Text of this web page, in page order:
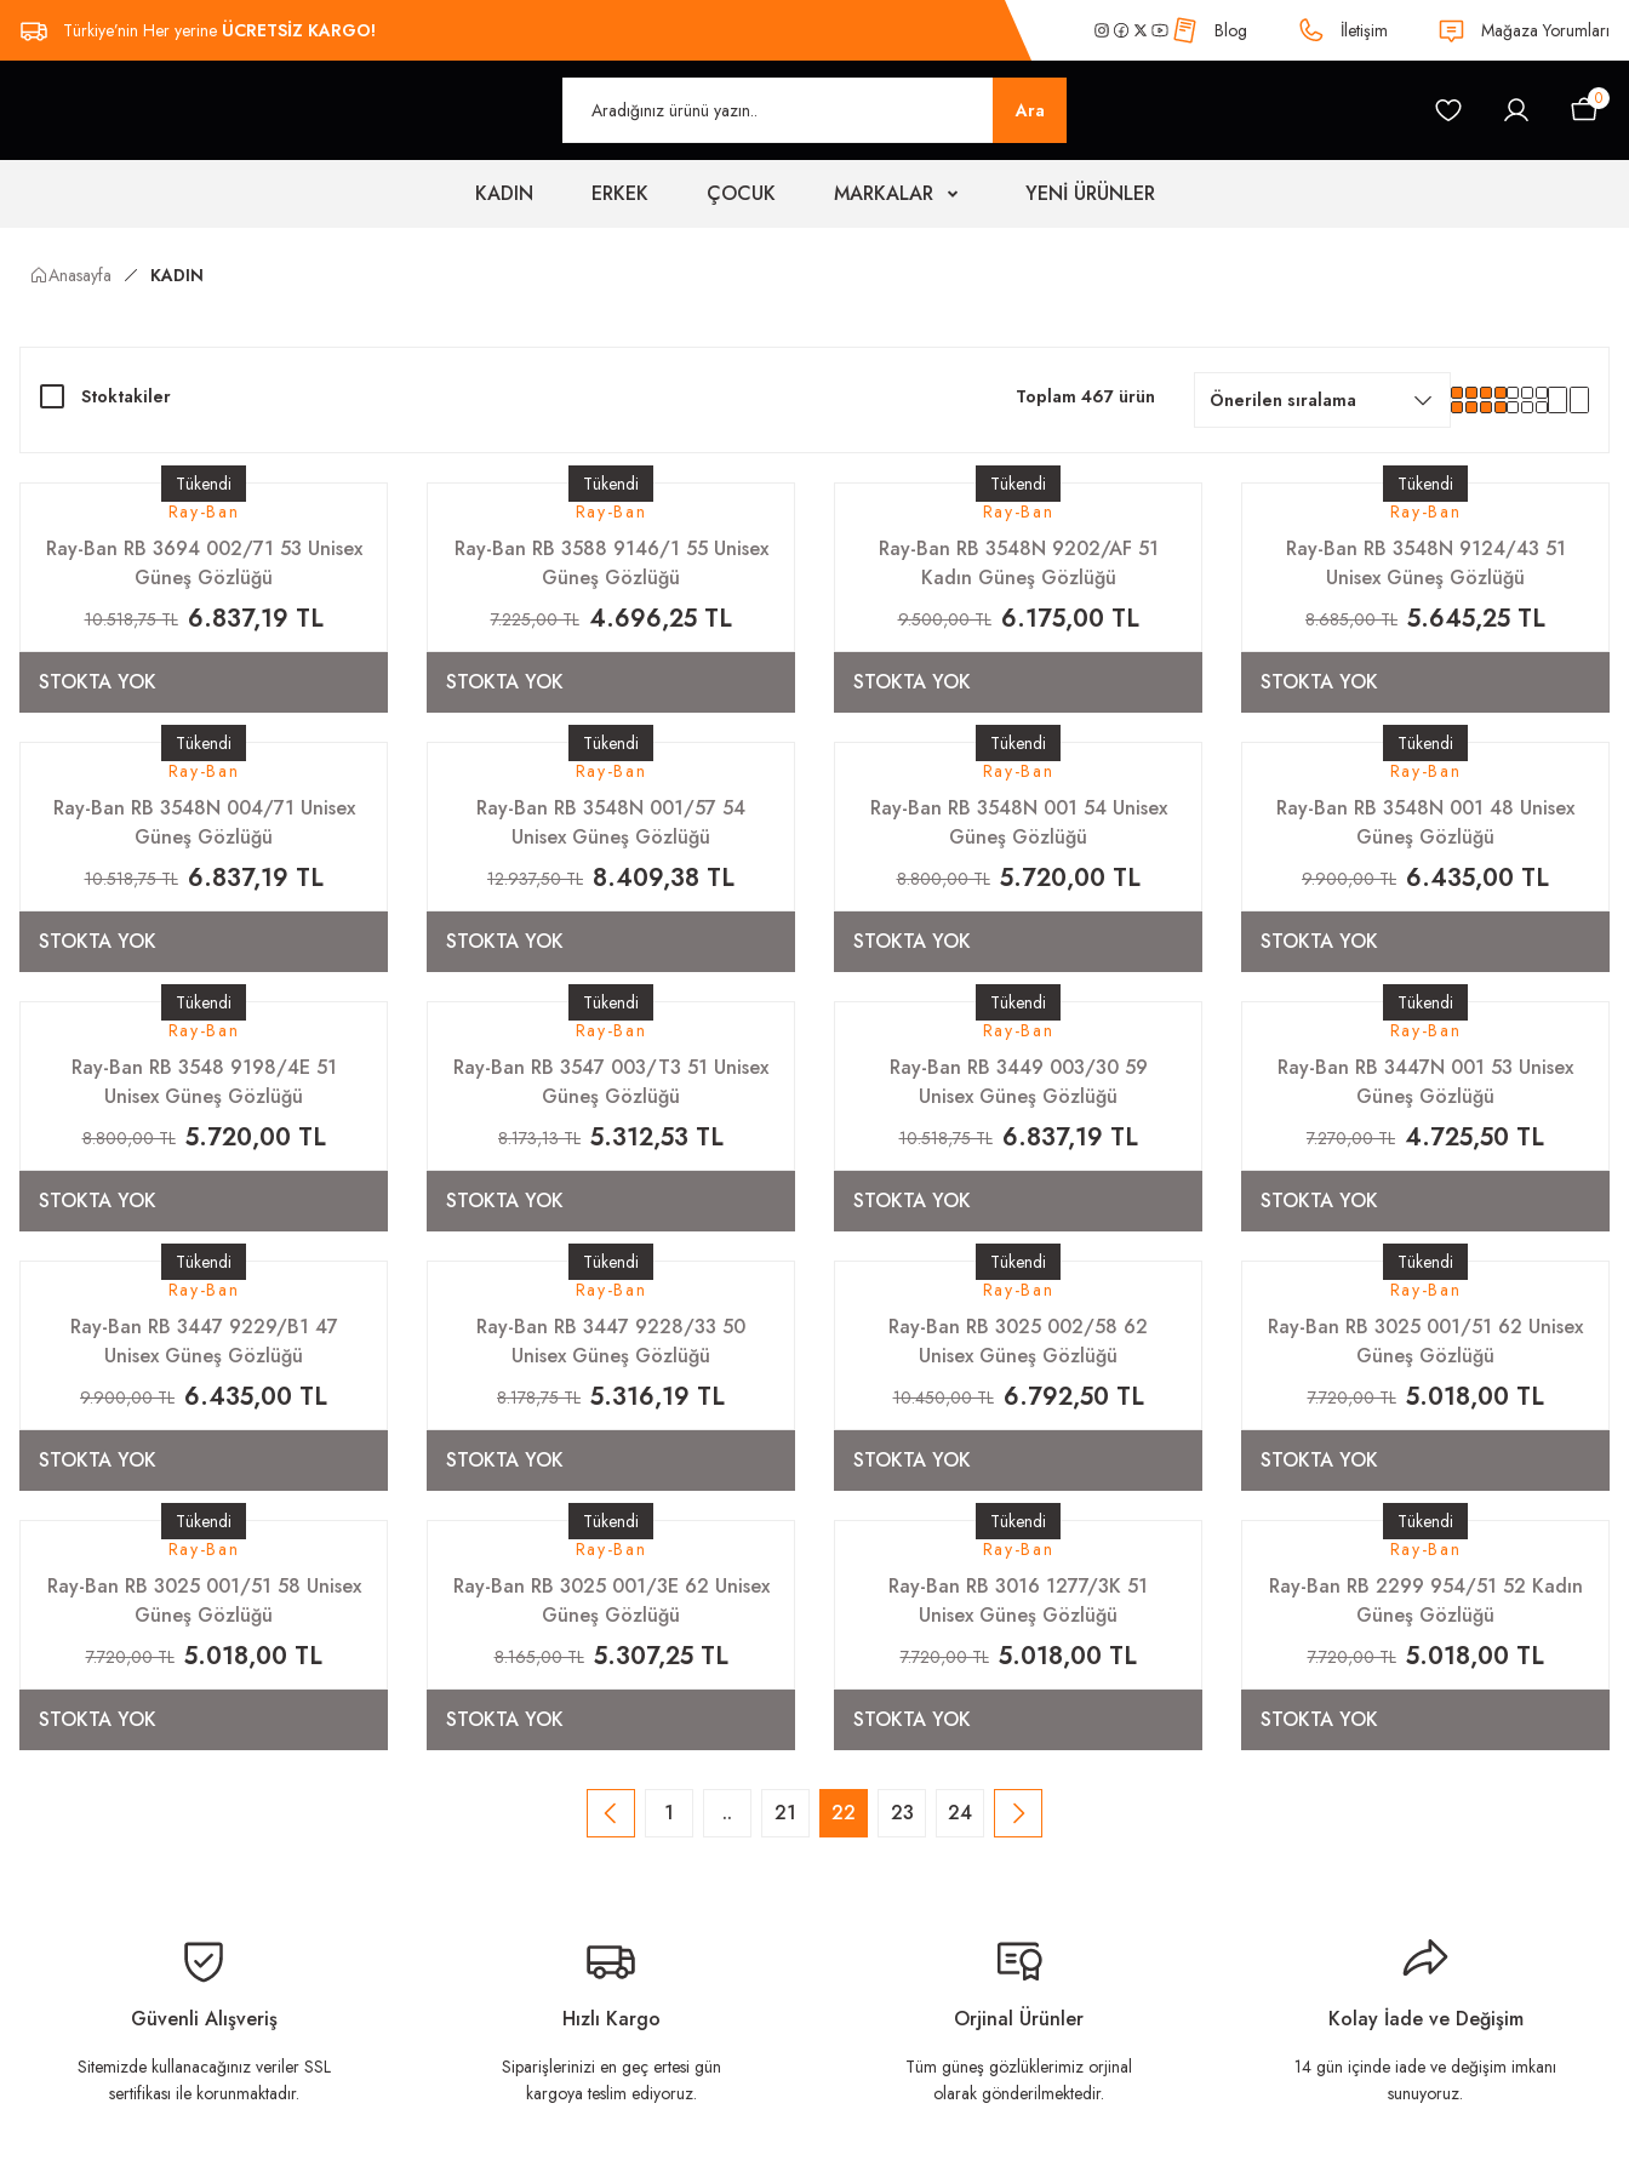
Türkiye’nin Her yerine ÜCRETSİZ KARGO! Blog İletişim Mağaza Yorumları
Ara 0
KADIN ERKEK ÇOCUK MARKALAR YENİ ÜRÜNLER
Anasayfa KADIN
Stoktakiler Toplam 467 ürün
Tükendi
Ray-Ban
Ray-Ban RB 3694 002/71 53 Unisex
Güneş Gözlüğü
10.518,75 TL 6.837,19 TL
STOKTA YOK
Tükendi
Ray-Ban
Ray-Ban RB 3588 9146/1 55 Unisex
Güneş Gözlüğü
7.225,00 TL 4.696,25 TL
STOKTA YOK
Tükendi
Ray-Ban
Ray-Ban RB 3548N 9202/AF 51
Kadın Güneş Gözlüğü
9.500,00 TL 6.175,00 TL
STOKTA YOK
Tükendi
Ray-Ban
Ray-Ban RB 3548N 9124/43 51
Unisex Güneş Gözlüğü
8.685,00 TL 5.645,25 TL
STOKTA YOK
Tükendi
Ray-Ban
Ray-Ban RB 3548N 004/71 Unisex
Güneş Gözlüğü
10.518,75 TL 6.837,19 TL
STOKTA YOK
Tükendi
Ray-Ban
Ray-Ban RB 3548N 001/57 54
Unisex Güneş Gözlüğü
12.937,50 TL 8.409,38 TL
STOKTA YOK
Tükendi
Ray-Ban
Ray-Ban RB 3548N 001 54 Unisex
Güneş Gözlüğü
8.800,00 TL 5.720,00 TL
STOKTA YOK
Tükendi
Ray-Ban
Ray-Ban RB 3548N 001 48 Unisex
Güneş Gözlüğü
9.900,00 TL 6.435,00 TL
STOKTA YOK
Tükendi
Ray-Ban
Ray-Ban RB 3548 9198/4E 51
Unisex Güneş Gözlüğü
8.800,00 TL 5.720,00 TL
STOKTA YOK
Tükendi
Ray-Ban
Ray-Ban RB 3547 003/T3 51 Unisex
Güneş Gözlüğü
8.173,13 TL 5.312,53 TL
STOKTA YOK
Tükendi
Ray-Ban
Ray-Ban RB 3449 003/30 59
Unisex Güneş Gözlüğü
10.518,75 TL 6.837,19 TL
STOKTA YOK
Tükendi
Ray-Ban
Ray-Ban RB 3447N 001 53 Unisex
Güneş Gözlüğü
7.270,00 TL 4.725,50 TL
STOKTA YOK
Tükendi
Ray-Ban
Ray-Ban RB 3447 9229/B1 47
Unisex Güneş Gözlüğü
9.900,00 TL 6.435,00 TL
STOKTA YOK
Tükendi
Ray-Ban
Ray-Ban RB 3447 9228/33 50
Unisex Güneş Gözlüğü
8.178,75 TL 5.316,19 TL
STOKTA YOK
Tükendi
Ray-Ban
Ray-Ban RB 3025 002/58 62
Unisex Güneş Gözlüğü
10.450,00 TL 6.792,50 TL
STOKTA YOK
Tükendi
Ray-Ban
Ray-Ban RB 3025 001/51 62 Unisex
Güneş Gözlüğü
7.720,00 TL 5.018,00 TL
STOKTA YOK
Tükendi
Ray-Ban
Ray-Ban RB 3025 001/51 58 Unisex
Güneş Gözlüğü
7.720,00 TL 5.018,00 TL
STOKTA YOK
Tükendi
Ray-Ban
Ray-Ban RB 3025 001/3E 62 Unisex
Güneş Gözlüğü
8.165,00 TL 5.307,25 TL
STOKTA YOK
Tükendi
Ray-Ban
Ray-Ban RB 3016 1277/3K 51
Unisex Güneş Gözlüğü
7.720,00 TL 5.018,00 TL
STOKTA YOK
Tükendi
Ray-Ban
Ray-Ban RB 2299 954/51 52 Kadın
Güneş Gözlüğü
7.720,00 TL 5.018,00 TL
STOKTA YOK
1 .. 21 22 23 24
Güvenli Alışveriş
Sitemizde kullanacağınız veriler SSL
sertifikası ile korunmaktadır.
Hızlı Kargo
Siparişlerinizi en geç ertesi gün
kargoya teslim ediyoruz.
Orjinal Ürünler
Tüm güneş gözlüklerimiz orjinal
olarak gönderilmektedir.
Kolay İade ve Değişim
14 gün içinde iade ve değişim imkanı
sunuyoruz.